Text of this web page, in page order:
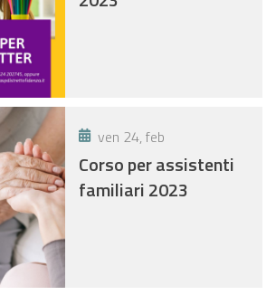
ven 24, feb
Corso per assistenti
familiari 2023